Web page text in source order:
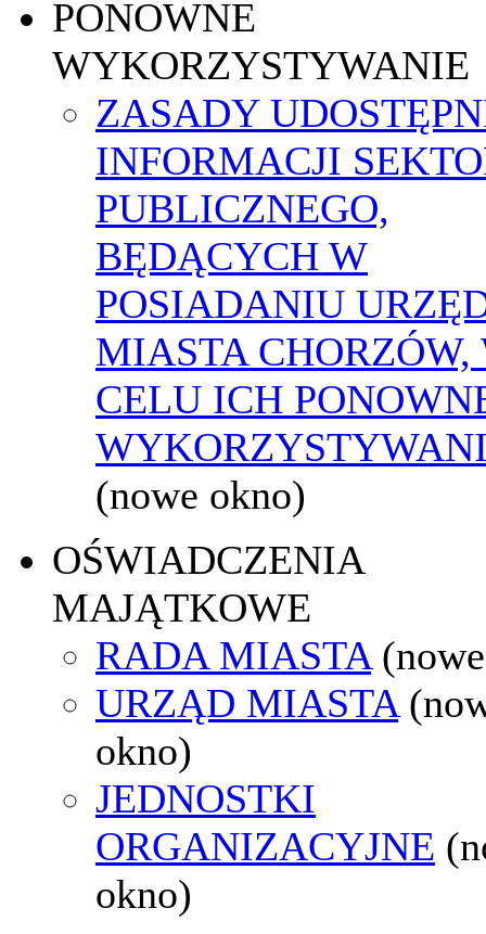
PONOWNE
WYKORZYSTYWANIE
ZASADY
INFORMACJI
PUBLICZNEGO,
BĘDĄCYCH W
POSIADANIU
MIASTA CHORZÓW,
CELU ICH
(nowe okno)
OŚWIADCZENIA
MAJĄTKOWE
RADA MIASTA
URZĄD MIASTA
okno)
JEDNOSTKI
ORGANIZACYJNE
okno)